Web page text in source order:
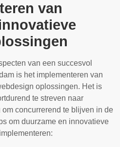
van
van een succesvol
is het implementeren van
oplossingen. Het is
te streven naar
concurrerend te blijven in de
om duurzame en innovatieve